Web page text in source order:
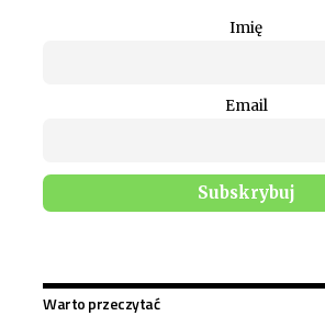
Imię
Email
Warto przeczytać